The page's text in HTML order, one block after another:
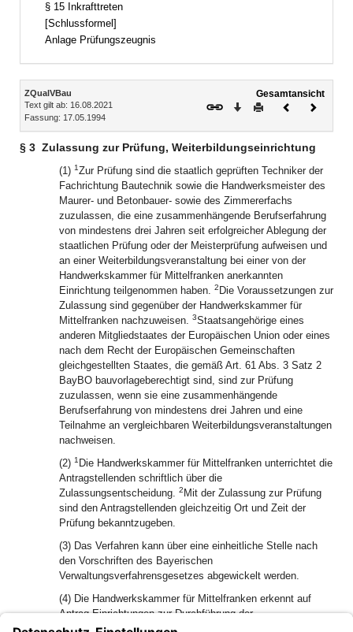
§ 15 Inkrafttreten
[Schlussformel]
Anlage Prüfungszeugnis
Inhalt
ZQualVBau
Text gilt ab: 16.08.2021
Fassung: 17.05.1994
Gesamtansicht
Download
DruckenVorheriges
§ 3 Zulassung zur Prüfung, Weiterbildungseinrichtung
(1) 1Zur Prüfung sind die staatlich geprüften Techniker der
Fachrichtung Bautechnik sowie die Handwerksmeister des
Maurer- und Betonbauer- sowie des Zimmererfachs
zuzulassen, die eine zusammenhängende Berufserfahrung
von mindestens drei Jahren seit erfolgreicher Ablegung der
staatlichen Prüfung oder der Meisterprüfung aufweisen und
an einer Weiterbildungsveranstaltung bei einer von der
Handwerkskammer für Mittelfranken anerkannten
Einrichtung teilgenommen haben. 2 Die Voraussetzungen zur
Zulassung sind gegenüber der Handwerkskammer für
Mittelfranken nachzuweisen. 3Staatsangehörige eines
anderen Mitgliedstaates der Europäischen Union oder eines
nach dem Recht der Europäischen Gemeinschaften
gleichgestellten Staates, die gemäß Art. 61 Abs. 3 Satz 2
BayBO bauvorlageberechtigt sind, sind zur Prüfung
zuzulassen, wenn sie eine zusammenhängende
Berufserfahrung von mindestens drei Jahren und eine
Teilnahme an vergleichbaren Weiterbildungsveranstaltungen
nachweisen.
(2) 1 Die Handwerkskammer für Mittelfranken unterrichtet die
Antragstellenden schriftlich über die
Zulassungsentscheidung. 2 Mit der Zulassung zur Prüfung
sind den Antragstellenden gleichzeitig Ort und Zeit der
Prüfung bekanntzugeben.
(3) Das Verfahren kann über eine einheitliche Stelle nach
den Vorschriften des Bayerischen
Verwaltungsverfahrensgesetzes abgewickelt werden.
(4) Die Handwerkskammer für Mittelfranken erkennt auf
Antrag Einrichtungen zur Durchführung der
Weiterbildungsveranstaltungen im Sinn des Abs. 1 an, wenn